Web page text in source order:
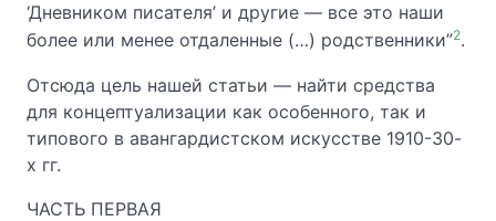
‘Дневником писателя’ и другие — все это наши
более или менее отдаленные (…) родственники”2.
Отсюда цель нашей статьи — найти средства
для концептуализации как особенного, так и
типового в авангардистском искусстве 1910-30-
х гг.
ЧАСТЬ ПЕРВАЯ